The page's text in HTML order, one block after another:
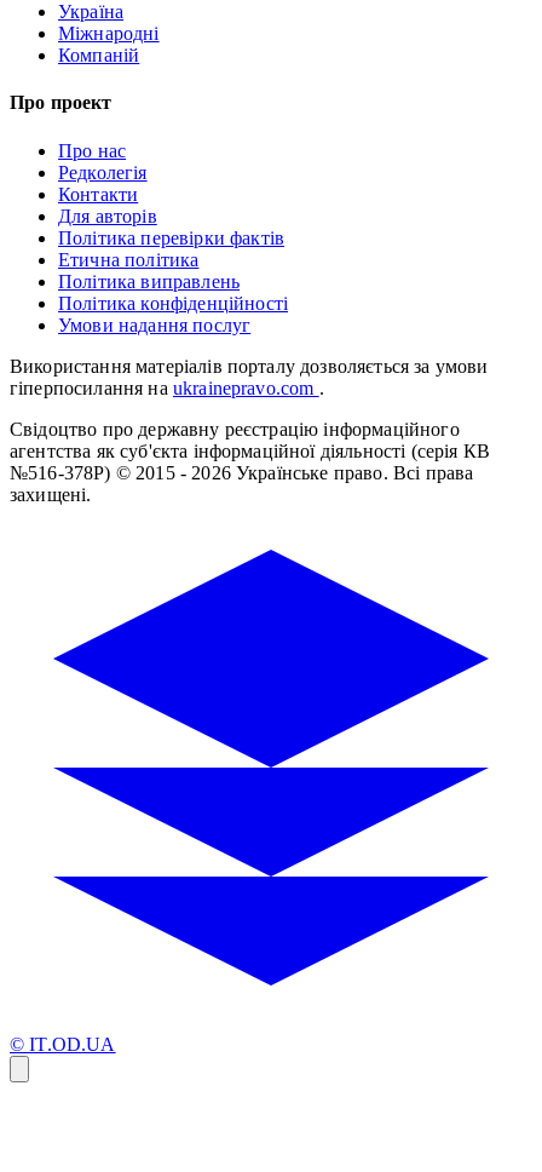
Україна
Міжнародні
Компаній
Про проект
Про нас
Редколегія
Контакти
Для авторів
Політика перевірки фактів
Етична політика
Політика виправлень
Політика конфіденційності
Умови надання послуг
Використання матеріалів порталу дозволяється за умови
гіперпосилання на ukrainepravo.com .
Свідоцтво про державну реєстрацію інформаційного
агентства як суб'єкта інформаційної діяльності (серія КВ
№516-378Р) © 2015 - 2026 Українське право. Всі права
захищені.
© IT.OD.UA